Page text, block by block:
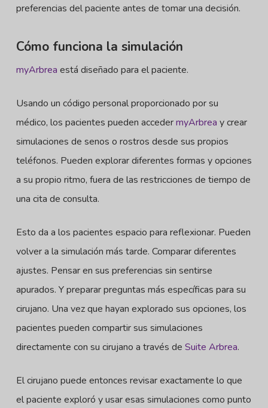
preferencias del paciente antes de tomar una decisión.
Cómo funciona la simulación
myArbrea está diseñado para el paciente.
Usando un código personal proporcionado por su
médico, los pacientes pueden accedermyArbrea y crear
simulaciones de senos o rostros desde sus propios
teléfonos. Pueden explorar diferentes formas y opciones
a su propio ritmo, fuera de las restricciones de tiempo de
una cita de consulta.
Esto da a los pacientes espacio para reflexionar. Pueden
volver a la simulación más tarde. Comparar diferentes
ajustes. Pensar en sus preferencias sin sentirse
apurados. Y preparar preguntas más específicas para su
cirujano. Una vez que hayan explorado sus opciones, los
pacientes pueden compartir sus simulaciones
directamente con su cirujano a través de Suite Arbrea.
El cirujano puede entonces revisar exactamente lo que
el paciente exploró y usar esas simulaciones como punto